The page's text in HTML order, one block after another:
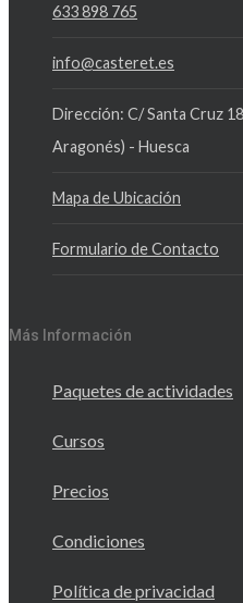
633 898 765
info@casteret.es
Dirección: C/ Santa Cruz
Aragonés) - Huesca
Mapa de Ubicación
Formulario de Contacto
Más Información
Paquetes de actividades
Cursos
Precios
Condiciones
Política de privacidad